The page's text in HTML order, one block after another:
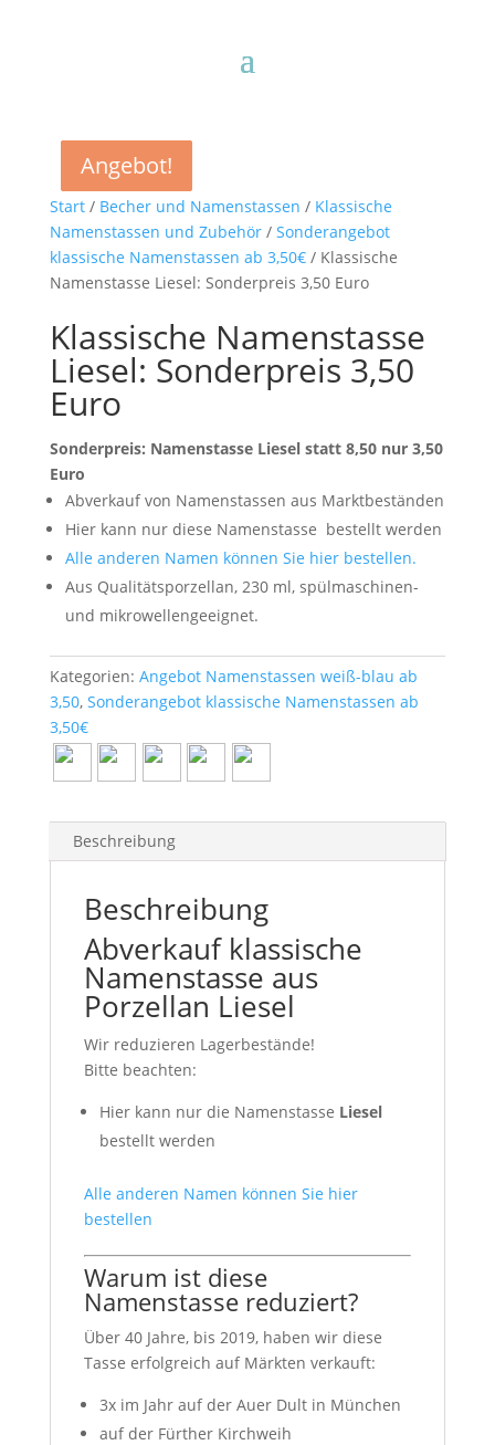
Start/ Becher und Namenstassen / Klassische
Namenstassen und Zubehör/ Sonderangebot
klassische Namenstassen ab 3,50€/ Klassische
Namenstasse Liesel: Sonderpreis 3,50 Euro
Angebot!
Klassische Namenstasse
Liesel: Sonderpreis 3,50
Euro
Sonderpreis: Namenstasse Liesel statt 8,50 nur 3,50
Euro
Abverkauf von Namenstassen aus Marktbeständen
Hier kann nur diese Namenstasse bestellt werden
Alle anderen Namen können Sie hier bestellen.
Aus Qualitätsporzellan, 230 ml, spülmaschinen-
und mikrowellengeeignet.
Kategorien: Angebot Namenstassen weiß-blau ab
3,50, Sonderangebot klassische Namenstassen ab
3,50€
Beschreibung
Beschreibung
Abverkauf klassische
Namenstasse aus
Porzellan Liesel
Wir reduzieren Lagerbestände!
Bitte beachten:
Hier kann nur die Namenstasse Liesel
bestellt werden
Alle anderen Namen können Sie hier
bestellen
Warum ist diese
Namenstasse reduziert?
Über 40 Jahre, bis 2019, haben wir diese
Tasse erfolgreich auf Märkten verkauft:
3x im Jahr auf der Auer Dult in München
auf der Fürther Kirchweih
Angebot!
Angebot!
Angebot!